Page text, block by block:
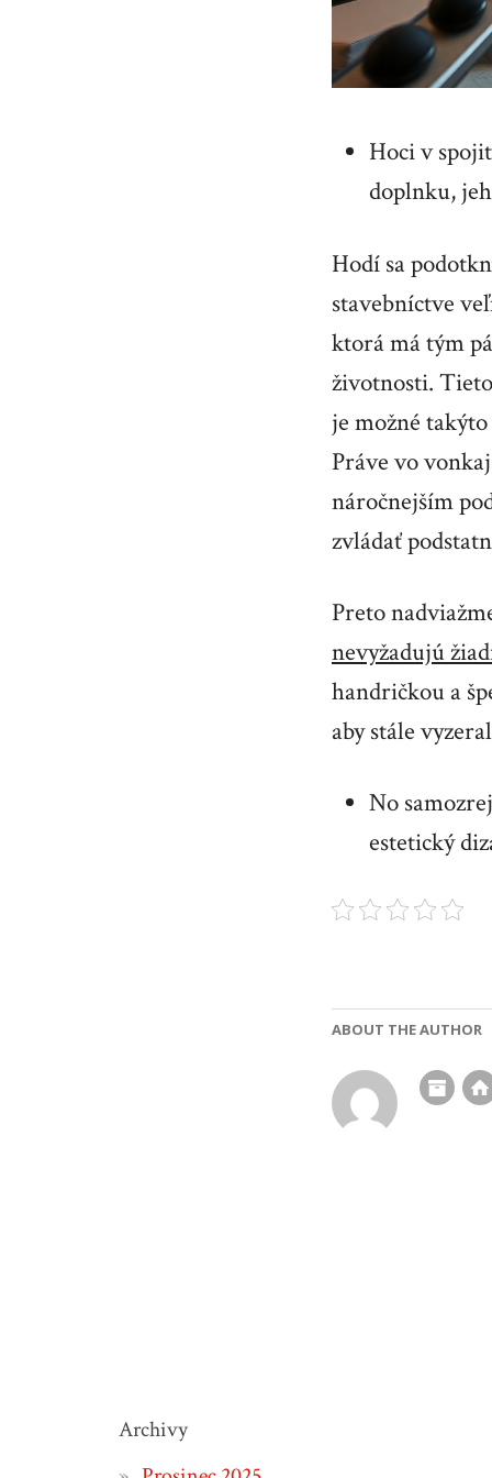
Hoci v
doplnku,
Hodí sa
stavebníctve
ktorá má tým
životnosti.
je možné
Práve vo
náročnejším
zvládať
Preto
nevyžadujú
handričkou a
aby stále
No
estetický
ABOUT THE AUTHOR
Archivy